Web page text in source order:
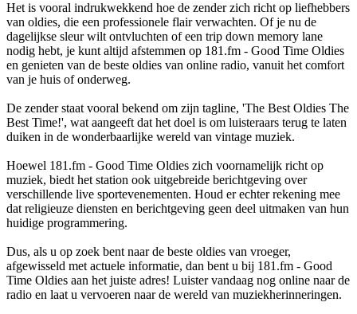
Het is vooral indrukwekkend hoe de zender zich richt op liefhebbers
van oldies, die een professionele flair verwachten. Of je nu de
dagelijkse sleur wilt ontvluchten of een trip down memory lane
nodig hebt, je kunt altijd afstemmen op 181.fm - Good Time Oldies
en genieten van de beste oldies van online radio, vanuit het comfort
van je huis of onderweg.
De zender staat vooral bekend om zijn tagline, 'The Best Oldies The
Best Time!', wat aangeeft dat het doel is om luisteraars terug te laten
duiken in de wonderbaarlijke wereld van vintage muziek.
Hoewel 181.fm - Good Time Oldies zich voornamelijk richt op
muziek, biedt het station ook uitgebreide berichtgeving over
verschillende live sportevenementen. Houd er echter rekening mee
dat religieuze diensten en berichtgeving geen deel uitmaken van hun
huidige programmering.
Dus, als u op zoek bent naar de beste oldies van vroeger,
afgewisseld met actuele informatie, dan bent u bij 181.fm - Good
Time Oldies aan het juiste adres! Luister vandaag nog online naar de
radio en laat u vervoeren naar de wereld van muziekherinneringen.